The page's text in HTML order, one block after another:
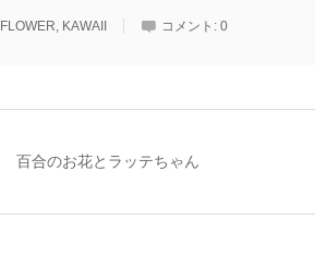
FLOWER KAWAII コメント: 0
百合のお花とラッテちゃん